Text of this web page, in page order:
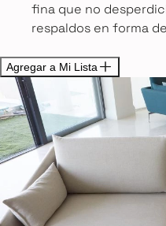
fina que no
respaldos en forma
Agregar a Mi Lista